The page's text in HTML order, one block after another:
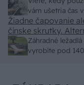
vám ušetria čas
doba schnutia tak
Záhradné
vyrobíte pod
Žiadne čapovanie
čínske skrutky.
pevnosti. Autor si
spracovaním,